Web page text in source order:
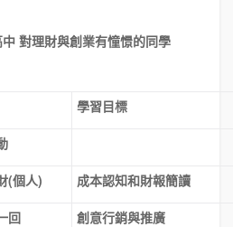
對理財與創業有憧憬的同學
學習目標
(個人) 成本認知和財報簡讀
回 創意行銷與推廣